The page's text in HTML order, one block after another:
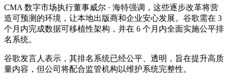
CMA 数字市场执行董事威尔 · 海特强调，这些逐步改革将营
造可预测的环境，让本地出版商和企业安心发展。谷歌需在 3
个月内完成数据可移植性架构，并在 6 个月内全面实施公平排
名系统。
谷歌发言人表示，其排名系统已经公平、透明，旨在提升高质
量内容，但公司将配合监管机构以维护系统完整性。